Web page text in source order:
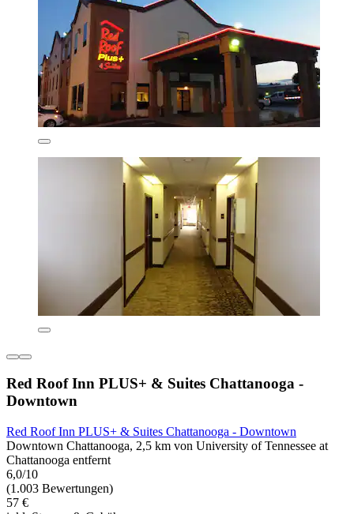
Red Roof Inn PLUS+ & Suites Chattanooga -
Downtown
Red Roof Inn PLUS+ & Suites Chattanooga - Downtown
Downtown Chattanooga, 2,5 km von University of Tennessee at
Chattanooga entfernt
6,0/10
(1.003 Bewertungen)
57 €